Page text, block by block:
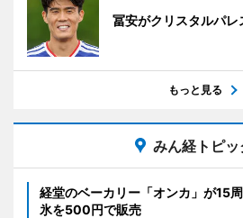
冨安がクリスタルパレ
もっと見る
みん経トピッ
経堂のベーカリー「オンカ」が15
氷を500円で販売